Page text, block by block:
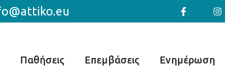
Παθήσεις Επεμβάσεις Ενημέρωση